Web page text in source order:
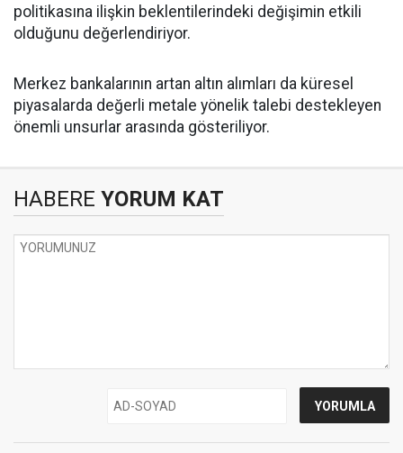
politikasına ilişkin beklentilerindeki değişimin etkili
olduğunu değerlendiriyor.
Merkez bankalarının artan altın alımları da küresel
piyasalarda değerli metale yönelik talebi destekleyen
önemli unsurlar arasında gösteriliyor.
HABERE YORUM KAT